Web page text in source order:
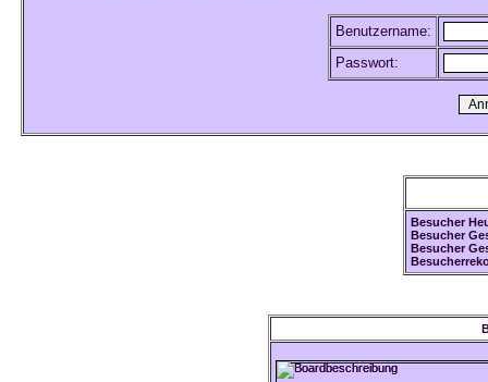
Benutzername:
Passwort:
Besucher
Besucher
Besucher